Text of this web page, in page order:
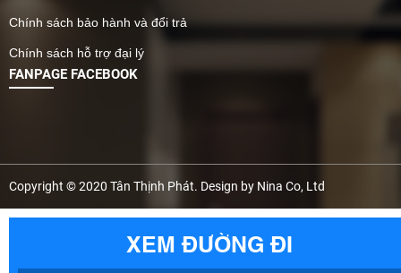
Chính sách bảo hành và đổi trả
Chính sách hỗ trợ đại lý
FANPAGE FACEBOOK
Copyright © 2020 Tân Thịnh Phát. Design by Nina Co, Ltd
XEM ĐƯỜNG ĐI